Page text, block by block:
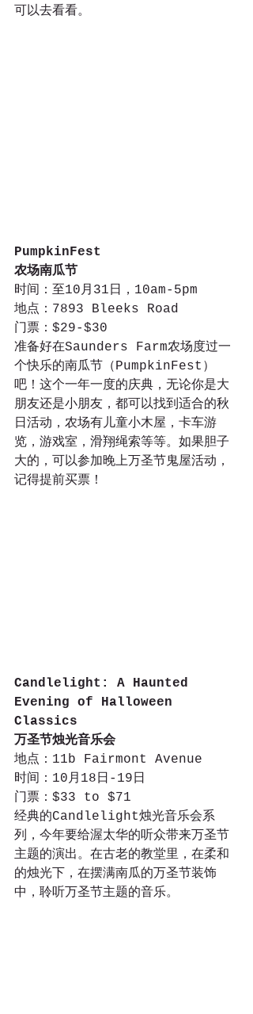
可以去看看。
PumpkinFest
农场南瓜节
时间：至10月31日，10am-5pm
地点：7893 Bleeks Road
门票：$29-$30
准备好在Saunders Farm农场度过一
个快乐的南瓜节（PumpkinFest）
吧！这个一年一度的庆典，无论你是大
朋友还是小朋友，都可以找到适合的秋
日活动，农场有儿童小木屋，卡车游
览，游戏室，滑翔绳索等等。如果胆子
大的，可以参加晚上万圣节鬼屋活动，
记得提前买票！
Candlelight: A Haunted
Evening of Halloween
Classics
万圣节烛光音乐会
地点：11b Fairmont Avenue
时间：10月18日-19日
门票：$33 to $71
经典的Candlelight烛光音乐会系
列，今年要给渥太华的听众带来万圣节
主题的演出。在古老的教堂里，在柔和
的烛光下，在摆满南瓜的万圣节装饰
中，聆听万圣节主题的音乐。